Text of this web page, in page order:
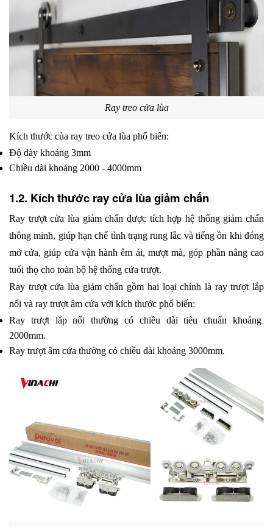
Ray treo cửa lùa
Kích thước của ray treo cửa lùa phổ biến:
Độ dày khoảng 3mm
Chiều dài khoảng 2000 - 4000mm
1.2. Kích thước ray cửa lùa giảm chấn
Ray trượt cửa lùa giảm chấn được tích hợp hệ thống giảm chấn
thông minh, giúp hạn chế tình trạng rung lắc và tiếng ồn khi đóng
mở cửa, giúp cửa vận hành êm ái, mượt mà, góp phần nâng cao
tuổi thọ cho toàn bộ hệ thống cửa trượt.
Ray trượt cửa lùa giảm chấn gồm hai loại chính là ray trượt lắp
nổi và ray trượt âm cửa với kích thước phổ biến:
Ray trượt lắp nổi thường có chiều dài tiêu chuẩn khoảng
2000mm.
Ray trượt âm cửa thường có chiều dài khoảng 3000mm.